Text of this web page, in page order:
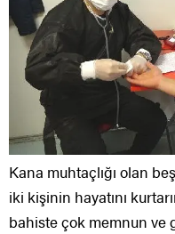
Kana muhtaçlığı olan
iki kişinin hayatını
bahiste çok memnun ve